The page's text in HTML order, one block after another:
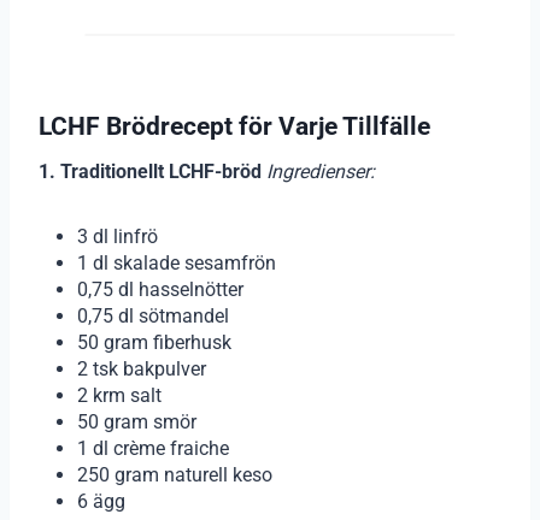
LCHF Brödrecept för Varje Tillfälle
1. Traditionellt LCHF-bröd Ingredienser:
3 dl linfrö
1 dl skalade sesamfrön
0,75 dl hasselnötter
0,75 dl sötmandel
50 gram fiberhusk
2 tsk bakpulver
2 krm salt
50 gram smör
1 dl crème fraiche
250 gram naturell keso
6 ägg